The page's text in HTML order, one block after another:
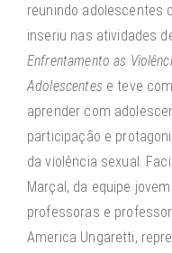
reunindo adolescentes
inseriu nas atividades
Enfrentamento as
Adolescentes e teve
aprender com
participação e
da violência sexual.
Marçal, da equipe
professoras e
America Ungaretti,